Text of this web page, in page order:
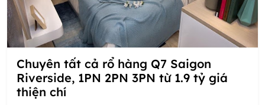
Chuyên tất cả rổ hàng Q7 Saigon
Riverside, 1PN 2PN 3PN từ 1.9 tỷ giá
thiện chí